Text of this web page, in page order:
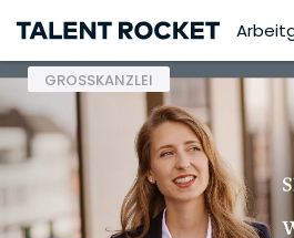
GROSSKANZLEI